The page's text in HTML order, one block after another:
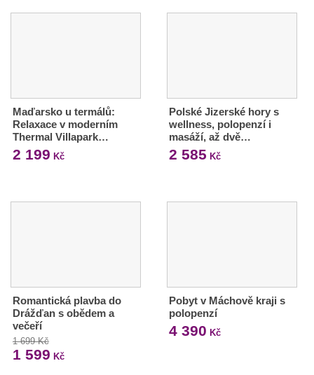
Maďarsko u termálů:
Relaxace v moderním
Thermal Villapark…
2 199 Kč
Polské Jizerské hory s
wellness, polopenzí i
masáží, až dvě…
2 585 Kč
Romantická plavba do
Drážďan s obědem a
večeří
1 699 Kč
1 599 Kč
Pobyt v Máchově kraji s
polopenzí
4 390 Kč